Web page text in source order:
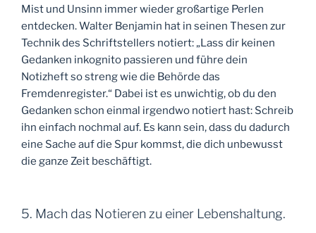
Mist und Unsinn immer wieder großartige Perlen
entdecken. Walter Benjamin hat in seinen Thesen zur
Technik des Schriftstellers notiert: „Lass dir keinen
Gedanken inkognito passieren und führe dein
Notizheft so streng wie die Behörde das
Fremdenregister.“ Dabei ist es unwichtig, ob du den
Gedanken schon einmal irgendwo notiert hast: Schreib
ihn einfach nochmal auf. Es kann sein, dass du dadurch
eine Sache auf die Spur kommst, die dich unbewusst
die ganze Zeit beschäftigt.
5. Mach das Notieren zu einer Lebenshaltung.